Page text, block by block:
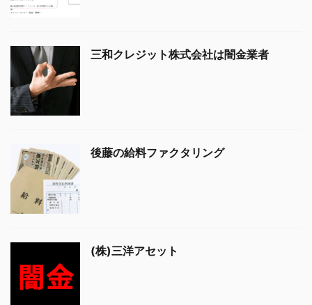
三和クレジット株式会社は闇金業者
後藤の給料ファクタリング
(株)三洋アセット